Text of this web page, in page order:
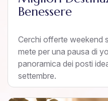
Benessere
Cerchi offerte weekend
mete per una pausa di
panoramica dei posti
settembre.